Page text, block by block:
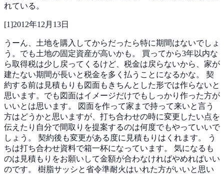
れている。
[1]2012年12月13日
うーん、土地を購入してからだったら特に期間はないでしょ
う。でも土地の固定資産が高いかも。 買ってから3年以内な
ら取得税は少し戻ってくるけど、税金は戻らないから、家が
建たない期間が長いと税金を多く払うことになるかな。 契
約する前は見積もりも図面もきちんとした形では作らないと
思います。でも図面はイメージだけでもしっかり作った方が
いいとは思います。
図面を作って家まで持って来いと言う
方はどうかと思いますが、打ち合わせの時に変更したい点を
伝えたり自分で間取りを提案するのは何度でもやっていいで
しょう。 契約後も変更がある度に見積もりはくれます。
う
ちは打ち合わせ資料で箱一杯になっています。 気になるも
のは見積もりをお願いして金額が合わなければやめればいい
のです。 樹脂サッシと省令準耐火はいれた方がいいと思い